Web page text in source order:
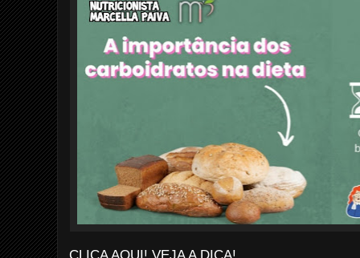
CLICA AQUI! VEJA A DICA!